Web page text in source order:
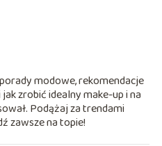
modowe, rekomendacje
zrobić idealny make-up i na
Podążaj za trendami
zawsze na topie!